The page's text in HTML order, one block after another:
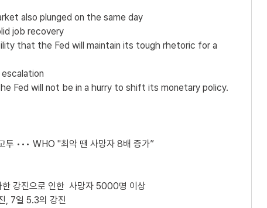
also plunged on the same day
job recovery
that the Fed will maintain its tough rhetoric for a
Fed will not be in a hurry to shift its monetary policy.
투 ••• WHO "최악 땐 사망자 8배 증가”
한 강진으로 인한  사망자 5000명 이상
, 7일 5.3의 강진